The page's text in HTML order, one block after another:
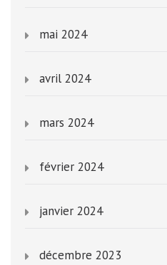
mai 2024
avril 2024
mars 2024
février 2024
janvier 2024
décembre 2023